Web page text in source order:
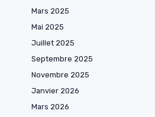
Mars 2025
Mai 2025
Juillet 2025
Septembre 2025
Novembre 2025
Janvier 2026
Mars 2026